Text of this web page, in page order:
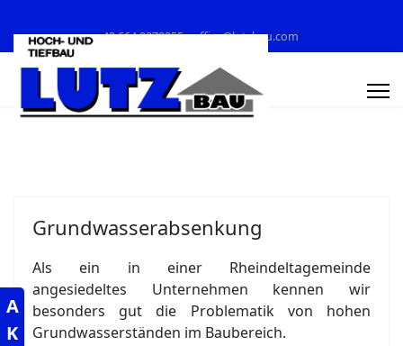
+43 664 2278255 office@lutzbau.com
Grundwasserabsenkung
Als ein in einer Rheindeltagemeinde
angesiedeltes Unternehmen kennen wir
besonders gut die Problematik von hohen
Grundwasserständen im Baubereich.
A
K